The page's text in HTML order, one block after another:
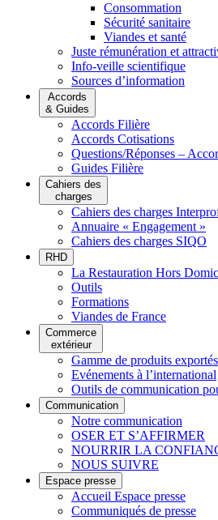
Consommation
Sécurité sanitaire
Viandes et santé
Juste rémunération et
Info-veille scientifique
Sources d’information
Accords
& Guides
Accords Filière
Accords Cotisations
Questions/Réponses –
Guides Filière
Cahiers des
charges
Cahiers des charges
Annuaire « Engagement »
Cahiers des charges SIQO
RHD
La Restauration Hors
Outils
Formations
Viandes de France
Commerce
extérieur
Gamme de produits exportés
Evénements à l’international
Outils de communication
Communication
Notre communication
OSER ET S’AFFIRMER
NOURRIR LA
NOUS SUIVRE
Espace presse
Accueil Espace presse
Communiqués de presse